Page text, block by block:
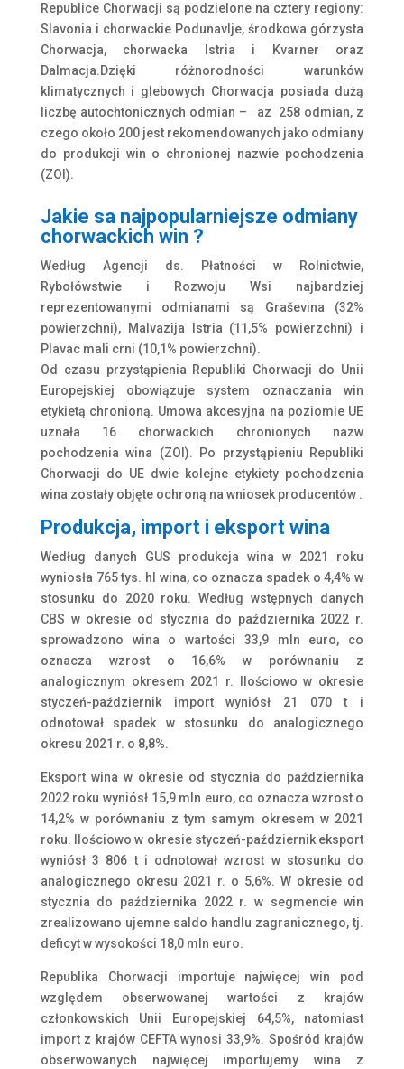
Republice Chorwacji są podzielone na cztery regiony:
Slavonia i chorwackie Podunavlje, środkowa górzysta
Chorwacja, chorwacka Istria i Kvarner oraz
Dalmacja.Dzięki różnorodności warunków
klimatycznych i glebowych Chorwacja posiada dużą
liczbę autochtonicznych odmian – az 258 odmian, z
czego około 200 jest rekomendowanych jako odmiany
do produkcji win o chronionej nazwie pochodzenia
(ZOI).
Jakie sa najpopularniejsze odmiany
chorwackich win ?
Według Agencji ds. Płatności w Rolnictwie,
Rybołówstwie i Rozwoju Wsi najbardziej
reprezentowanymi odmianami są Graševina (32%
powierzchni), Malvazija Istria (11,5% powierzchni) i
Plavac mali crni (10,1% powierzchni).
Od czasu przystąpienia Republiki Chorwacji do Unii
Europejskiej obowiązuje system oznaczania win
etykietą chronioną. Umowa akcesyjna na poziomie UE
uznała 16 chorwackich chronionych nazw
pochodzenia wina (ZOI). Po przystąpieniu Republiki
Chorwacji do UE dwie kolejne etykiety pochodzenia
wina zostały objęte ochroną na wniosek producentów .
Produkcja, import i eksport wina
Według danych GUS produkcja wina w 2021 roku
wyniosła 765 tys. hl wina, co oznacza spadek o 4,4% w
stosunku do 2020 roku. Według wstępnych danych
CBS w okresie od stycznia do października 2022 r.
sprowadzono wina o wartości 33,9 mln euro, co
oznacza wzrost o 16,6% w porównaniu z
analogicznym okresem 2021 r. Ilościowo w okresie
styczeń-październik import wyniósł 21 070 t i
odnotował spadek w stosunku do analogicznego
okresu 2021 r. o 8,8%.
Eksport wina w okresie od stycznia do października
2022 roku wyniósł 15,9 mln euro, co oznacza wzrost o
14,2% w porównaniu z tym samym okresem w 2021
roku. Ilościowo w okresie styczeń-październik eksport
wyniósł 3 806 t i odnotował wzrost w stosunku do
analogicznego okresu 2021 r. o 5,6%. W okresie od
stycznia do października 2022 r. w segmencie win
zrealizowano ujemne saldo handlu zagranicznego, tj.
deficyt w wysokości 18,0 mln euro.
Republika Chorwacji importuje najwięcej win pod
względem obserwowanej wartości z krajów
członkowskich Unii Europejskiej 64,5%, natomiast
import z krajów CEFTA wynosi 33,9%. Spośród krajów
obserwowanych najwięcej importujemy wina z